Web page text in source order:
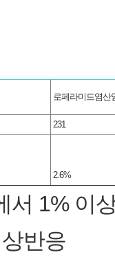
로페라미드염산
231
2.6%
서 1% 이
반응